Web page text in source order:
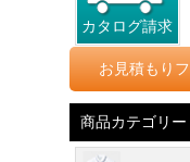
カタログ請求
お見積もり
商品カテゴリー